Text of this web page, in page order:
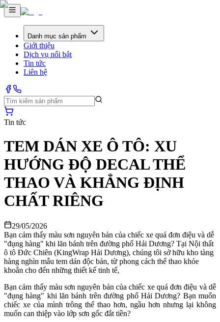
Danh mục sản phẩm
Giới thiệu
Dịch vụ nổi bật
Tin tức
Liên hệ
Tin tức
TEM DÁN XE Ô TÔ: XU
HƯỚNG ĐỘ DECAL THỂ
THAO VÀ KHẲNG ĐỊNH
CHẤT RIÊNG
29/05/2026
Bạn cảm thấy màu sơn nguyên bản của chiếc xe quá đơn điệu và dễ
"đụng hàng" khi lăn bánh trên đường phố Hải Dương? Tại Nội thất
ô tô Đức Chiên (KingWrap Hải Dương), chúng tôi sở hữu kho tàng
hàng nghìn mẫu tem dán độc bản, từ phong cách thể thao khỏe
khoắn cho đến những thiết kế tinh tế,
Bạn cảm thấy màu sơn nguyên bản của chiếc xe quá đơn điệu và dễ
"đụng hàng" khi lăn bánh trên đường phố Hải Dương? Bạn muốn
chiếc xe của mình trông thể thao hơn, ngầu hơn nhưng lại không
muốn can thiệp vào lớp sơn gốc đắt tiền?